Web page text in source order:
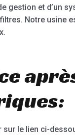
gestion et d’un
filtres. Notre usine
sur le lien ci-